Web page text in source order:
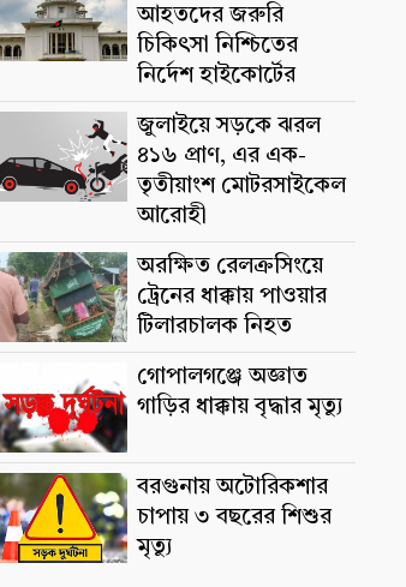
আহতদের জরুরি
চিকিৎসা নিশ্চিতের
নির্দেশ হাইকোর্টের
জুলাইয়ে সড়কে ঝরল
৪১৬ প্রাণ, এর এক-
তৃতীয়াংশ মোটরসাইকেল
আরোহী
অরক্ষিত রেলক্রসিংয়ে
ট্রেনের ধাক্কায় পাওয়ার
টিলারচালক নিহত
গোপালগঞ্জে অজ্ঞাত
গাড়ির ধাক্কায় বৃদ্ধার মৃত্যু
বরগুনায় অটোরিকশার
চাপায় ৩ বছরের শিশুর
মৃত্যু